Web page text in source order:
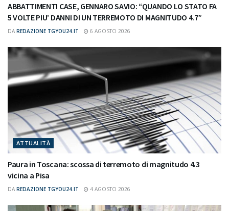
ABBATTIMENTI CASE, GENNARO SAVIO: “QUANDO LO STATO FA
5 VOLTE PIU’ DANNI DI UN TERREMOTO DI MAGNITUDO 4.7”
DA REDAZIONE TGYOU24.IT 6 AGOSTO 2026
ATTUALITÀ
Paura in Toscana: scossa di terremoto di magnitudo 4.3
vicina a Pisa
DA REDAZIONE TGYOU24.IT 4 AGOSTO 2026